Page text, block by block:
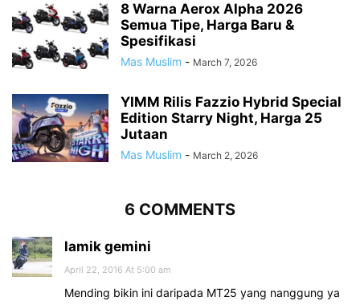
8 Warna Aerox Alpha 2026
Semua Tipe, Harga Baru &
Spesifikasi
Mas Muslim - March 7, 2026
YIMM Rilis Fazzio Hybrid Special
Edition Starry Night, Harga 25
Jutaan
Mas Muslim - March 2, 2026
6 COMMENTS
lamik gemini
April 22, 2016 At 5:00 am
Mending bikin ini daripada MT25 yang nanggung ya